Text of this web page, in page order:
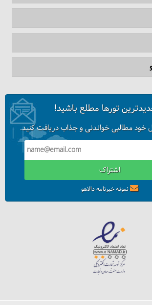
تورها مطلع باشید!
خود مطالبی خواندنی و جذاب دریافت کنید.
اشتراک
نمونه خبرنامه دالاهو